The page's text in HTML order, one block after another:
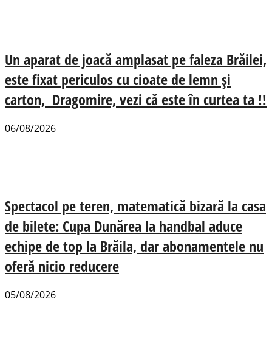
Un aparat de joacă amplasat pe faleza Brăilei,
este fixat periculos cu cioate de lemn și
carton, Dragomire, vezi că este în curtea ta !!
06/08/2026
Spectacol pe teren, matematică bizară la casa
de bilete: Cupa Dunărea la handbal aduce
echipe de top la Brăila, dar abonamentele nu
oferă nicio reducere
05/08/2026